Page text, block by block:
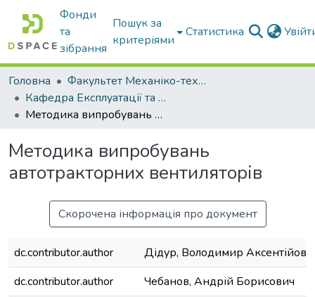
Фонди
та
зібрання
Пошук за
критеріями
Статистика
Головна
Факультет Механіко-технологічний
Кафедра Експлуатації та технічного сервісу машин
Методика випробувань автотракторних вентиляторів
Методика випробувань
автотракторних вентиляторів
Скорочена інформація про документ
dc.contributor.author
Дідур, Володимир
dc.contributor.author
Чебанов, Андрій Борисович